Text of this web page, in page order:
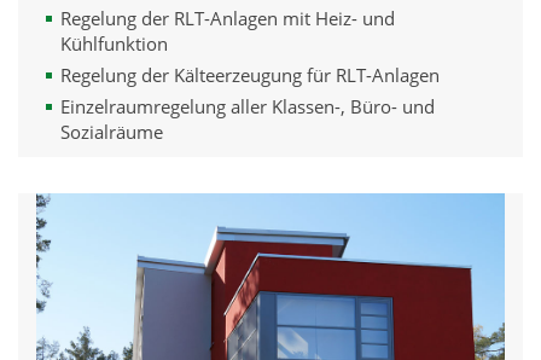
Regelung der RLT-Anlagen mit Heiz- und
Kühlfunktion
Regelung der Kälteerzeugung für RLT-Anlagen
Einzelraumregelung aller Klassen-, Büro- und
Sozialräume